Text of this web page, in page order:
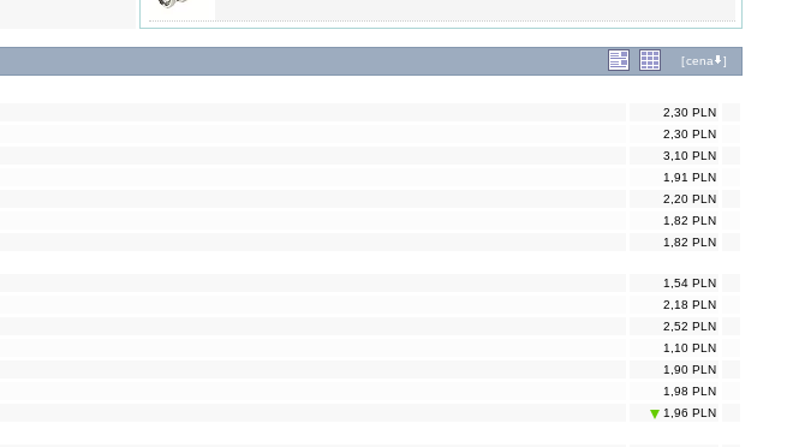
[cena ]
2,30 PLN
2,30 PLN
3,10 PLN
1,91 PLN
2,20 PLN
1,82 PLN
1,82 PLN
1,54 PLN
2,18 PLN
2,52 PLN
1,10 PLN
1,90 PLN
1,98 PLN
1,96 PLN